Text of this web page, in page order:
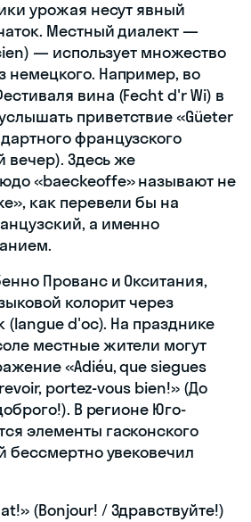
урожая несут явный
Местный диалект —
— использует множество
немецкого. Например, во
вина (Fecht d'r Wi) в
приветствие «Güeter
французского
вечер). Здесь же
«baeckeoffe» называют не
как перевели бы на
а именно
Прованс и Окситания,
колорит через
(langue d'oc). На празднике
местные жители могут
«Adiéu, que siegues
portez-vous bien!» (До
В регионе Юго-
элементы гасконского
бессмертно увековечил
(Bonjour! / Здравствуйте!)